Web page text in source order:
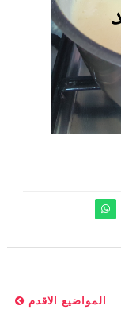
المواضيع الاقدم